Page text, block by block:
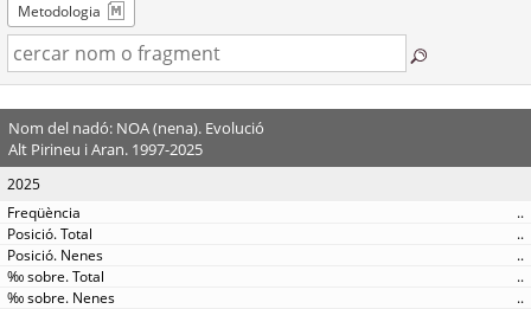
Metodologia
Nom del nadó: NOA (nena). Evolució
Alt Pirineu i Aran. 1997-2025
2025
..
..
..
..
..